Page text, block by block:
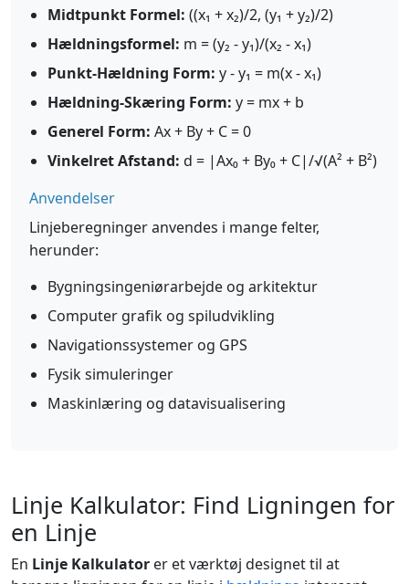
Midtpunkt Formel: ((x₁ + x₂)/2, (y₁ + y₂)/2)
Hældningsformel: m = (y₂ - y₁)/(x₂ - x₁)
Punkt-Hældning Form: y - y₁ = m(x - x₁)
Hældning-Skæring Form: y = mx + b
Generel Form: Ax + By + C = 0
Vinkelret Afstand: d = |Ax₀ + By₀ + C|/√(A² + B²)
Anvendelser
Linjeberegninger anvendes i mange felter,
herunder:
Bygningsingeniørarbejde og arkitektur
Computer grafik og spiludvikling
Navigationssystemer og GPS
Fysik simuleringer
Maskinlæring og datavisualisering
Linje Kalkulator: Find Ligningen for
en Linje
En Linje Kalkulator er et værktøj designet til at